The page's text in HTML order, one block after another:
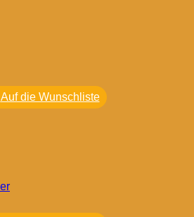
Auf die Wunschliste